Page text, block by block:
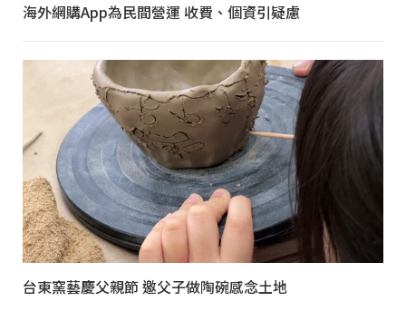
海外網購App為民間營運 收費、個資引疑慮
台東窯藝慶父親節 邀父子做陶碗感念土地